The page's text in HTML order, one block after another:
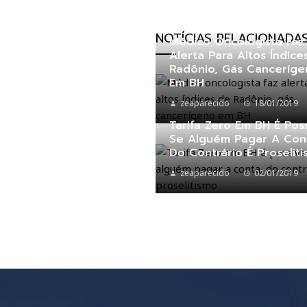
NOTÍCIAS
Médico Oncologista Faz
Alerta Para Altos
Radônio, Gás
Em BH
zeaparecido 18/01/2019
Tarifa Zero Em BH É
Se Alguém Pagar A
Do Contrário É
zeaparecido 02/01/2019